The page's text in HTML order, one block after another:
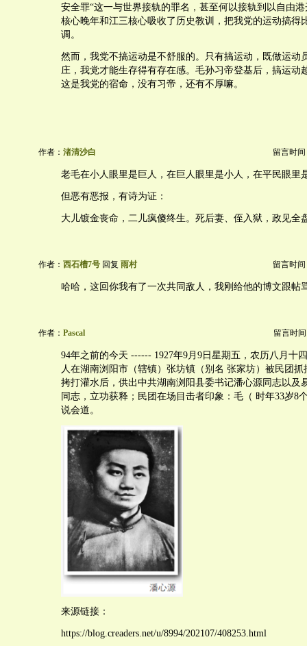
安全罪“这一与世界接轨的罪名，甚至何以接轨到以自由
核心晚年和江三核心吸收了历史教训，把我党的运动搞得
调。
然而，我党不搞运动是不舒服的。只有搞运动，既做运动
庄，我党才能生存得有存在感。毛孙习帝登基后，搞运动
这是我党的宿命，没有习帝，还有不厚嘛。
作者： 渚清沙白 留言时间
老毛在小人眼里是巨人，在巨人眼里是小人，在平民眼里
但恶有恶报，有诗为证：
大儿镀金丧命，二儿疯傻终生。死后妻、侄入狱，政见全
作者： 西石槽7号 回复 雨村 留言时间
哈哈，这回你我有了一次共同敌人，我刚给他的博文跟帖
作者： Pascal 留言时间
94年之前的今天 ------ 1927年9月9日星期五，农历八月十
人在湖南浏阳市（辖镇）张坊镇（别名 张家坊）被民团
拷打灌水后，供出中共湖南浏阳县委书记潘心源同志以及
同志，立功获释；民团在场目击者印象：毛（ 时年33岁8
说会道。
来源链接：
https://blog.creaders.net/u/8994/202107/408253.html